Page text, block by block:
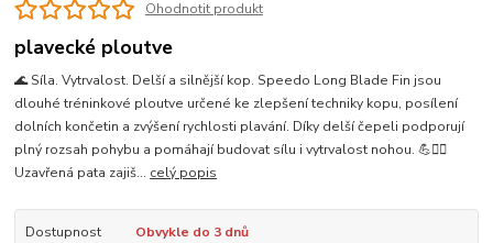
Ohodnotit produkt
plavecké ploutve
🌊 Síla. Vytrvalost. Delší a silnější kop. Speedo Long Blade Fin jsou
dlouhé tréninkové ploutve určené ke zlepšení techniky kopu, posílení
dolních končetin a zvýšení rychlosti plavání. Díky delší čepeli podporují
plný rozsah pohybu a pomáhají budovat sílu i vytrvalost nohou. 💪🏊‍♂️
Uzavřená pata zajiš... celý popis
Dostupnost
Obvykle do 3 dnů